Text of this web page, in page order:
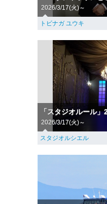
2026/3/17(火)～
トビナガ ユウキ
「スタジオルール
2026/3/17(火)～
スタジオルシエル